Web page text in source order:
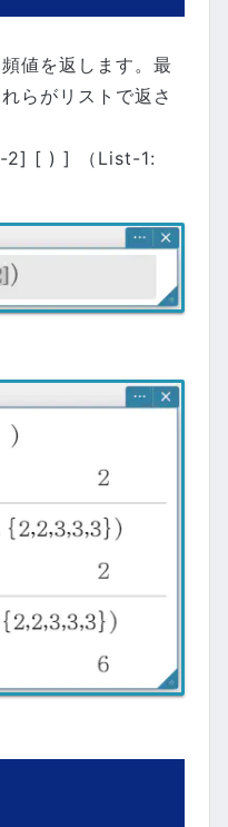
値を返します。最
らがリストで返さ
2] [ ) ] （List-1: